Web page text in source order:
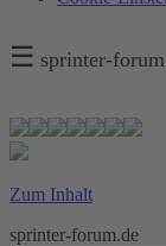
☰ sprinter-
Zum Inhalt
sprinter-forum.de